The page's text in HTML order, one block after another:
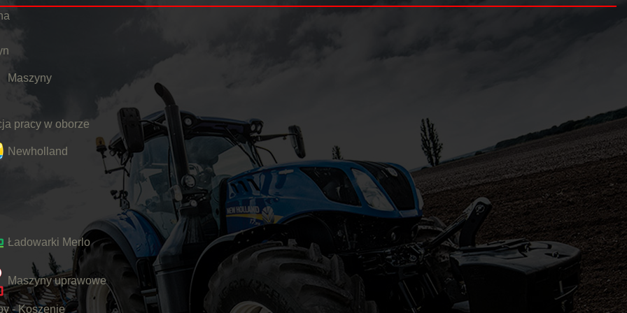
Maszyny
pracy w oborze
Newholland
Ładowarki Merlo
Maszyny uprawowe
- Koszenie